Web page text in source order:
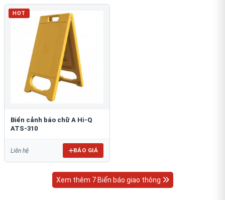
HOT
Biển cảnh báo chữ A Hi-Q
ATS-310
Liên hệ BÁO GIÁ
Xem thêm 7 Biển báo giao thông